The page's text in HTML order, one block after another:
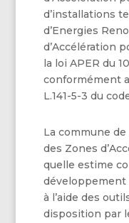
d’installations
d’Energies
d’Accélération
la loi APER du
conformément
L.141-5-3 du
La commune
des Zones
quelle estime
développement
à l’aide des
disposition par